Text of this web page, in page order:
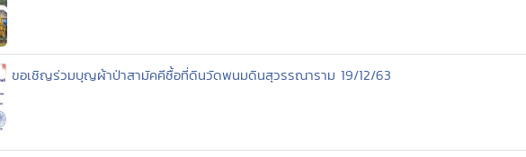
ขอเชิญร่วมบุญผ้าป่าสามัคคีซื้อที่ดินวัดพนมดินสุวรรณาราม 19/12/63